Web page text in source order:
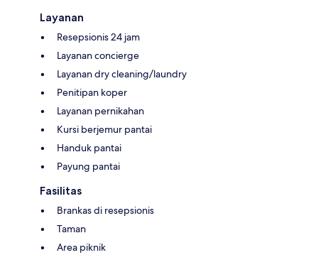
Layanan
Resepsionis 24 jam
Layanan concierge
Layanan dry cleaning/laundry
Penitipan koper
Layanan pernikahan
Kursi berjemur pantai
Handuk pantai
Payung pantai
Fasilitas
Brankas di resepsionis
Taman
Area piknik